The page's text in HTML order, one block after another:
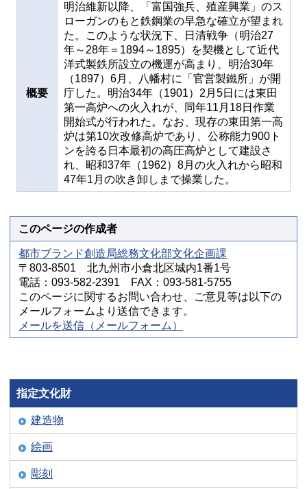
概要
明治維新以降、「富国強兵、殖産興業」のス
ローガンのもと鉄鋼業の早急な確立が望まれ
た。このような状況下、日清戦争（明治27
年～28年＝1894～1895）を契機として近代
洋式製鉄所設立の機運が高まり、明治30年
（1897）6月、八幡村に「官営製鐵所」が開
庁した。明治34年（1901）2月5日には東田
第一高炉への火入れが、同年11月18日作業
開始式が行われた。なお、現存の東田第一高
炉は第10次改修高炉であり、公称能力900ト
ンを誇る日本最初の高圧高炉として建設さ
れ、昭和37年（1962）8月の火入れから昭和
47年1月の吹き卸しまで操業した。
このページの作成者
都市ブランド創造局総務文化部文化企画課
〒803-8501 北九州市小倉北区城内1番1号
電話：093-582-2391 FAX：093-581-5755
このページに関するお問い合わせ、ご意見等は以下の
メールフォームより送信できます。
メールを送信（メールフォーム）
指定文化財
建造物
絵画
彫刻